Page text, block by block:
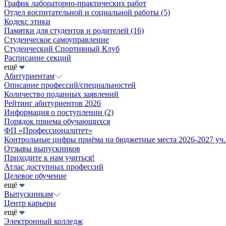
График лабораторно-практических работ
Отдел воспитательной и социальной работы (5)
Кодекс этики
Памятки для студентов и родителей (16)
Студенческое самоуправление
Студенческий Спортивный Клуб
Расписание секций
ещё
Абитуриентам
Описание профессий/специальностей
Количество поданных заявлений
Рейтинг абитуриентов 2026
Информация о поступлении (2)
Порядок приема обучающихся
ФП «Профессионалитет»
Контрольные цифры приёма на бюджетные места 2026-2027
Отзывы выпускников
Приходите к нам учиться!
Атлас доступных профессий
Целевое обучение
ещё
Выпускникам
Центр карьеры
ещё
Электронный колледж